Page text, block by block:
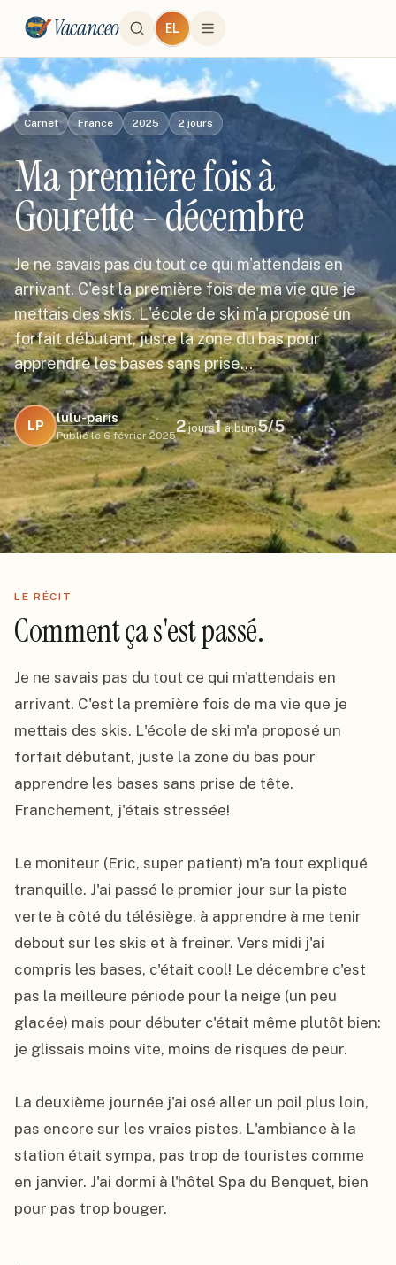
Vacanceo EL
Carnet France 2025 2 jours
Ma première fois à
Gourette - décembre
Je ne savais pas du tout ce qui m'attendais en
arrivant. C'est la première fois de ma vie que je
mettais des skis. L'école de ski m'a proposé un
forfait débutant, juste la zone du bas pour
apprendre les bases sans prise…
LP
lulu-paris
Publié le 6 février 2025
2jours1album5/5
LE RÉCIT
Comment ça s'est passé.
Je ne savais pas du tout ce qui m'attendais en
arrivant. C'est la première fois de ma vie que je
mettais des skis. L'école de ski m'a proposé un
forfait débutant, juste la zone du bas pour
apprendre les bases sans prise de tête.
Franchement, j'étais stressée!
Le moniteur (Eric, super patient) m'a tout expliqué
tranquille. J'ai passé le premier jour sur la piste
verte à côté du télésiège, à apprendre à me tenir
debout sur les skis et à freiner. Vers midi j'ai
compris les bases, c'était cool! Le décembre c'est
pas la meilleure période pour la neige (un peu
glacée) mais pour débuter c'était même plutôt bien:
je glissais moins vite, moins de risques de peur.
La deuxième journée j'ai osé aller un poil plus loin,
pas encore sur les vraies pistes. L'ambiance à la
station était sympa, pas trop de touristes comme
en janvier. J'ai dormi à l'hôtel Spa du Benquet, bien
pour pas trop bouger.